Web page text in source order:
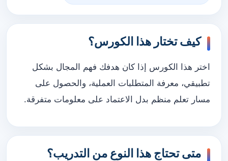
كيف تختار هذا الكورس؟
اختر هذا الكورس إذا كان هدفك فهم المجال بشكل
تطبيقي، معرفة المتطلبات العملية، والحصول على
مسار تعلم منظم بدل الاعتماد على معلومات متفرقة.
متى تحتاج هذا النوع من التدريب؟